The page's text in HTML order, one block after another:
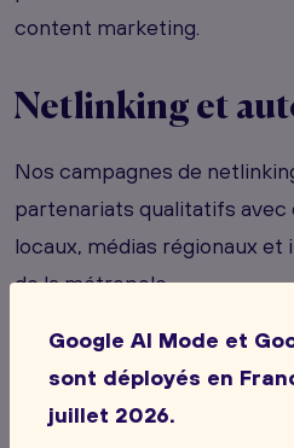
content marketing.
Netlinking et
Nos campagnes de
partenariats qualitatifs
locaux, médias régionaux
de la métropole.
Les consultants Natural-
stratégies d'acquisition de
spécificités de votre
Google AI Mode et
sont déployés en
juillet 2026.